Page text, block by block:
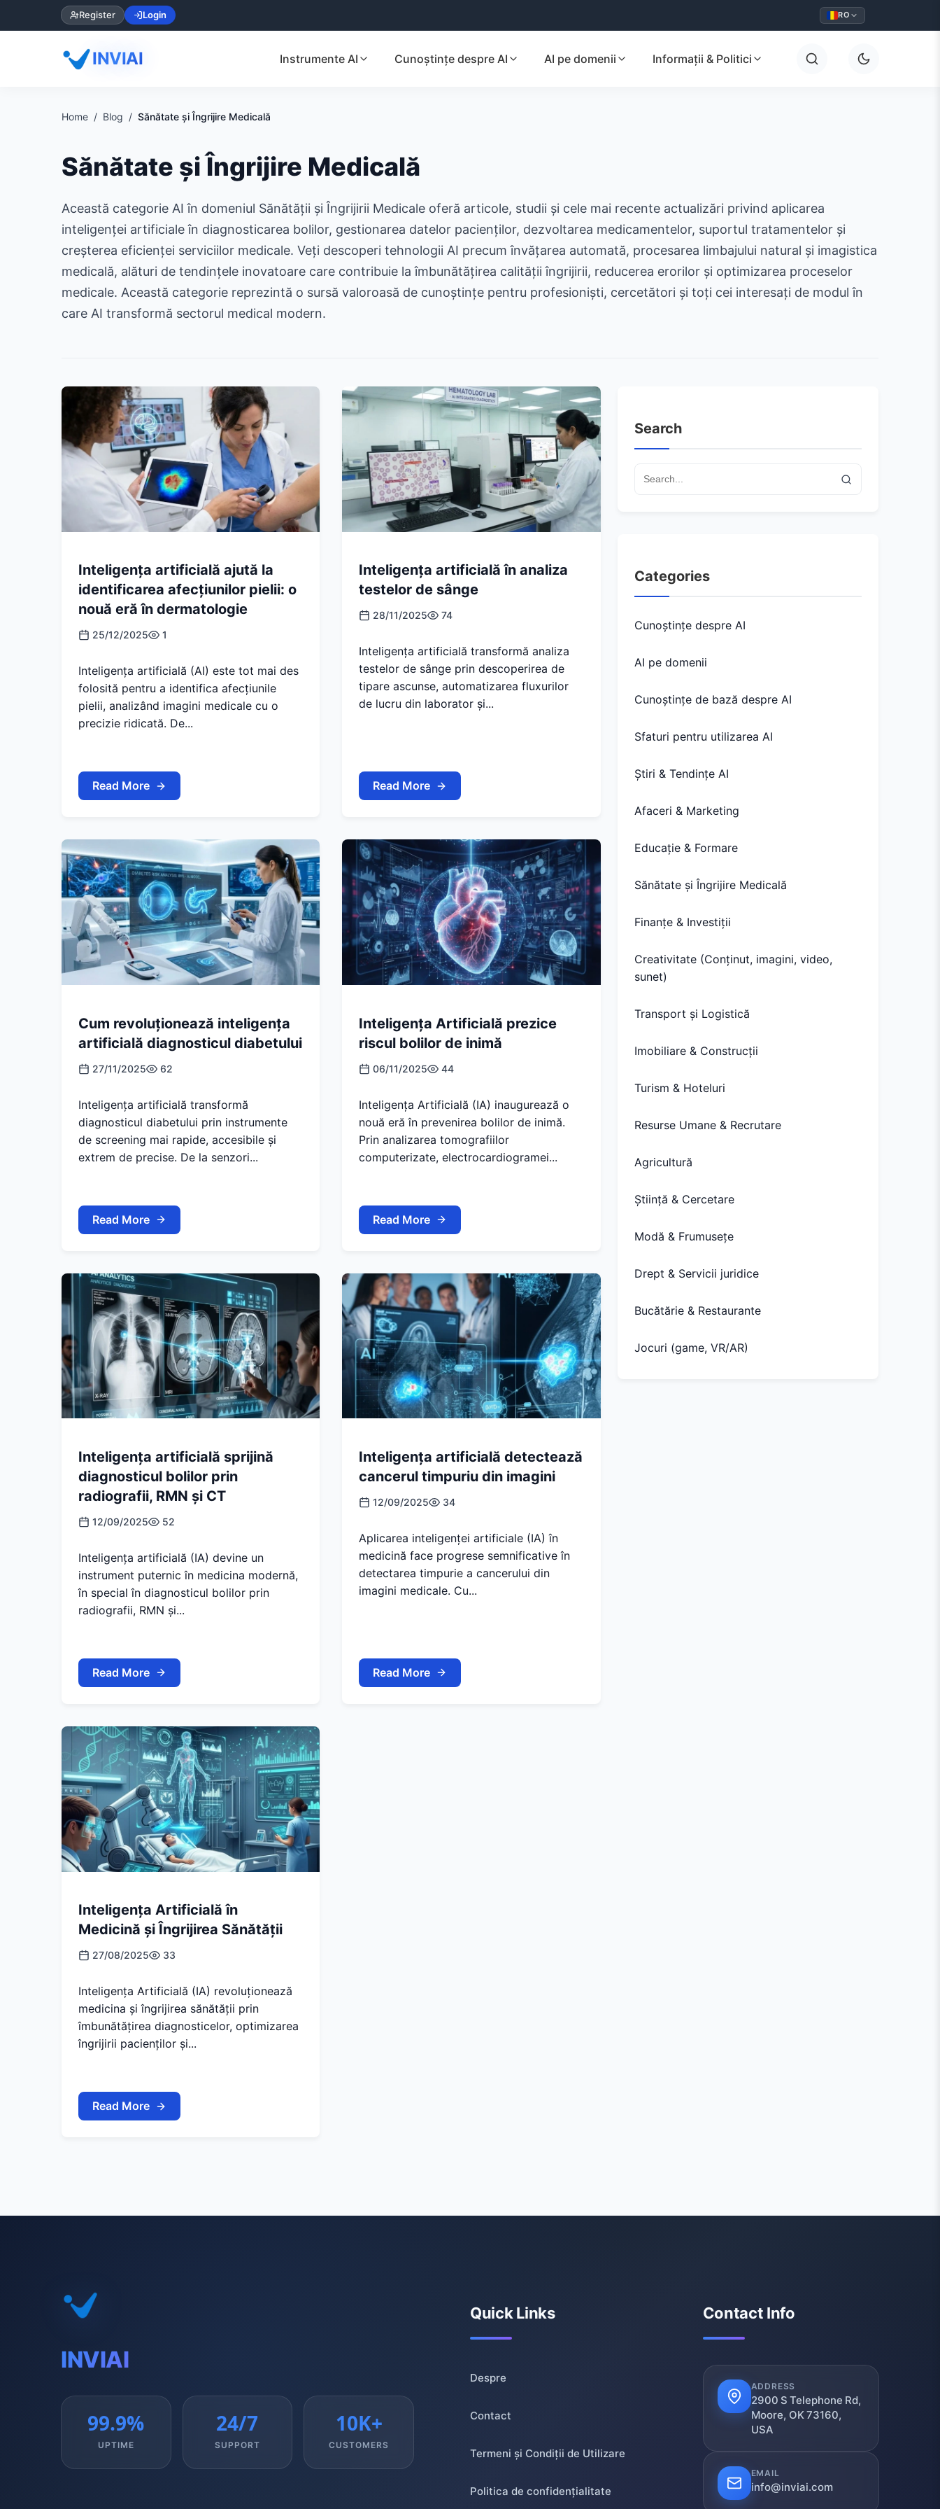
Register Login RO
INVIAI Instrumente AI Cunoștințe despre AI AI pe domenii Informații & Politici
Home Blog Sănătate și Îngrijire Medicală
Sănătate și Îngrijire Medicală
Această categorie AI în domeniul Sănătății și Îngrijirii Medicale oferă articole, studii și cele mai recente actualizări privind aplicarea
inteligenței artificiale în diagnosticarea bolilor, gestionarea datelor pacienților, dezvoltarea medicamentelor, suportul tratamentelor și
creșterea eficienței serviciilor medicale. Veți descoperi tehnologii AI precum învățarea automată, procesarea limbajului natural și imagistica
medicală, alături de tendințele inovatoare care contribuie la îmbunătățirea calității îngrijirii, reducerea erorilor și optimizarea proceselor
medicale. Această categorie reprezintă o sursă valoroasă de cunoștințe pentru profesioniști, cercetători și toți cei interesați de modul în
care AI transformă sectorul medical modern.
Inteligența artificială ajută la
identificarea afecțiunilor pielii: o
nouă eră în dermatologie
25/12/2025 1
Inteligența artificială (AI) este tot mai des
folosită pentru a identifica afecțiunile
pielii, analizând imagini medicale cu o
precizie ridicată. De...
Read More
Inteligența artificială în analiza
testelor de sânge
28/11/2025 74
Inteligența artificială transformă analiza
testelor de sânge prin descoperirea de
tipare ascunse, automatizarea fluxurilor
de lucru din laborator și...
Read More
Cum revoluționează inteligența
artificială diagnosticul diabetului
27/11/2025 62
Inteligența artificială transformă
diagnosticul diabetului prin instrumente
de screening mai rapide, accesibile și
extrem de precise. De la senzori...
Read More
Inteligența Artificială prezice
riscul bolilor de inimă
06/11/2025 44
Inteligența Artificială (IA) inaugurează o
nouă eră în prevenirea bolilor de inimă.
Prin analizarea tomografiilor
computerizate, electrocardiogramei...
Read More
Inteligența artificială sprijină
diagnosticul bolilor prin
radiografii, RMN și CT
12/09/2025 52
Inteligența artificială (IA) devine un
instrument puternic în medicina modernă,
în special în diagnosticul bolilor prin
radiografii, RMN și...
Read More
Inteligența artificială detectează
cancerul timpuriu din imagini
12/09/2025 34
Aplicarea inteligenței artificiale (IA) în
medicină face progrese semnificative în
detectarea timpurie a cancerului din
imagini medicale. Cu...
Read More
Inteligența Artificială în
Medicină și Îngrijirea Sănătății
27/08/2025 33
Inteligența Artificială (IA) revoluționează
medicina și îngrijirea sănătății prin
îmbunătățirea diagnosticelor, optimizarea
îngrijirii pacienților și...
Read More
Search
Categories
Cunoștințe despre AI
AI pe domenii
Cunoștințe de bază despre AI
Sfaturi pentru utilizarea AI
Știri & Tendințe AI
Afaceri & Marketing
Educație & Formare
Sănătate și Îngrijire Medicală
Finanțe & Investiții
Creativitate (Conținut, imagini, video,
sunet)
Transport și Logistică
Imobiliare & Construcții
Turism & Hoteluri
Resurse Umane & Recrutare
Agricultură
Știință & Cercetare
Modă & Frumusețe
Drept & Servicii juridice
Bucătărie & Restaurante
Jocuri (game, VR/AR)
INVIAI
99.9%
UPTIME
24/7
SUPPORT
10K+
CUSTOMERS
Quick Links
Despre
Contact
Termeni și Condiții de Utilizare
Politica de confidențialitate
Contact Info
ADDRESS
2900 S Telephone Rd,
Moore, OK 73160,
USA
EMAIL
info@inviai.com